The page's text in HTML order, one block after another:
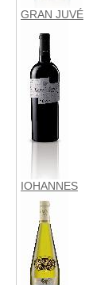
GRAN JUVÉ
IOHANNES